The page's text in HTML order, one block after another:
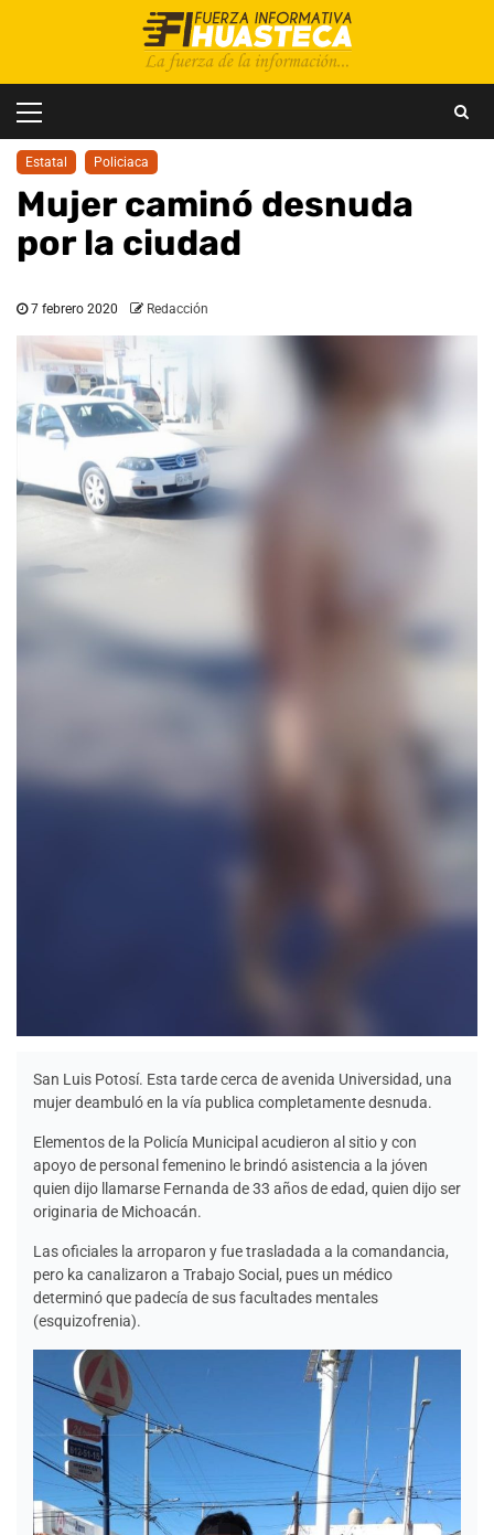
principal
Estatal Policiaca
Mujer caminó desnuda
por la ciudad
7 febrero 2020 Redacción
San Luis Potosí. Esta tarde cerca de avenida Universidad, una
mujer deambuló en la vía publica completamente desnuda.
Elementos de la Policía Municipal acudieron al sitio y con
apoyo de personal femenino le brindó asistencia a la jóven
quien dijo llamarse Fernanda de 33 años de edad, quien dijo ser
originaria de Michoacán.
Las oficiales la arroparon y fue trasladada a la comandancia,
pero ka canalizaron a Trabajo Social, pues un médico
determinó que padecía de sus facultades mentales
(esquizofrenia).